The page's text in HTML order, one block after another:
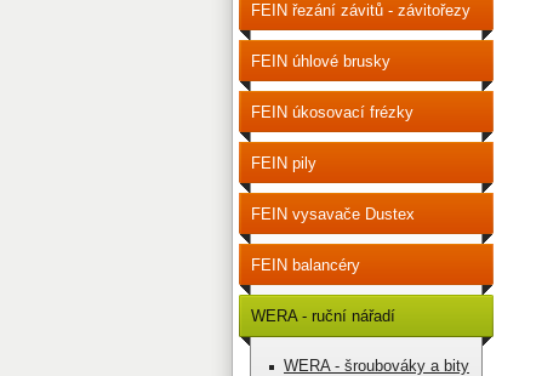
FEIN řezání závitů - závitořezy
FEIN úhlové brusky
FEIN úkosovací frézky
FEIN pily
FEIN vysavače Dustex
FEIN balancéry
WERA - ruční nářadí
WERA - šroubováky a bity